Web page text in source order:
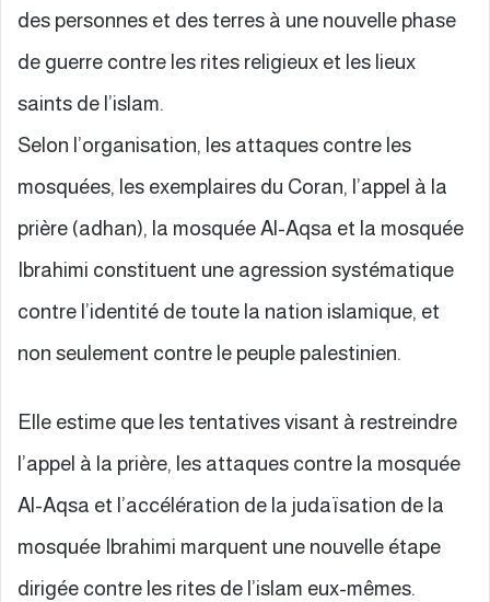
des personnes et des terres à une nouvelle phase
de guerre contre les rites religieux et les lieux
saints de l’islam.
Selon l’organisation, les attaques contre les
mosquées, les exemplaires du Coran, l’appel à la
prière (adhan), la mosquée Al-Aqsa et la mosquée
Ibrahimi constituent une agression systématique
contre l’identité de toute la nation islamique, et
non seulement contre le peuple palestinien.
Elle estime que les tentatives visant à restreindre
l’appel à la prière, les attaques contre la mosquée
Al-Aqsa et l’accélération de la judaïsation de la
mosquée Ibrahimi marquent une nouvelle étape
dirigée contre les rites de l’islam eux-mêmes.